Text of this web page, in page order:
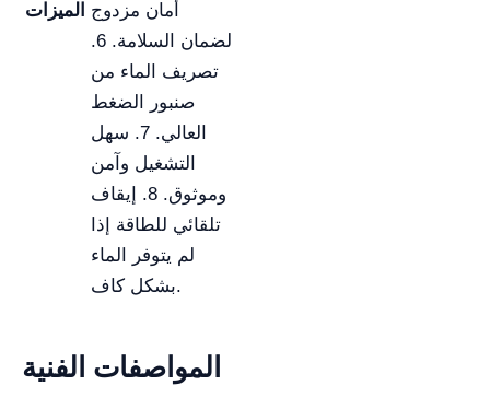
الميزات أمان مزدوج
لضمان السلامة. 6.
تصريف الماء من
صنبور الضغط
العالي. 7. سهل
التشغيل وآمن
وموثوق. 8. إيقاف
تلقائي للطاقة إذا
لم يتوفر الماء
بشكل كاف.
المواصفات الفنية